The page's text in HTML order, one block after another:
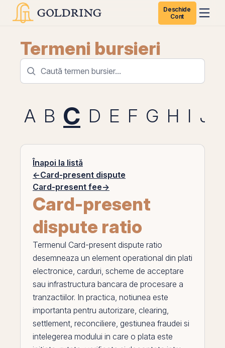
Deschide
Cont
Termeni bursieri
A B C D E F G H I J
Înapoi la listă
←Card-present dispute
Card-present fee→
Card-present
dispute ratio
Termenul Card-present dispute ratio
desemneaza un element operational din plati
electronice, carduri, scheme de acceptare
sau infrastructura bancara de procesare a
tranzactiilor. In practica, notiunea este
importanta pentru autorizare, clearing,
settlement, reconciliere, gestiunea fraudei si
intelegerea modului in care o plata este